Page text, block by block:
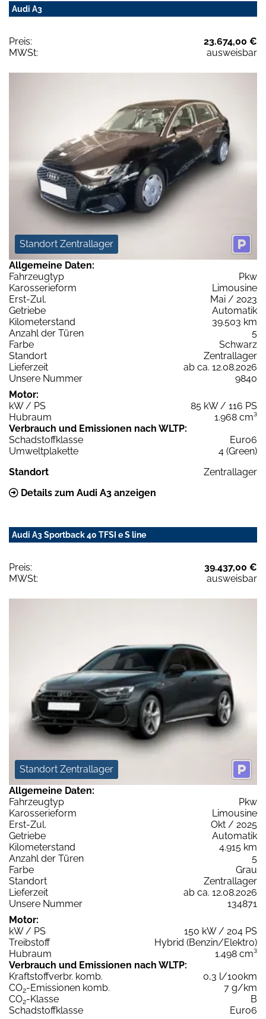
Audi A3
Preis:
23.674,00 €
MWSt:
ausweisbar
Standort Zentrallager
Allgemeine Daten:
Fahrzeugtyp
Pkw
Karosserieform
Limousine
Erst-Zul.
Mai / 2023
Getriebe
Automatik
Kilometerstand
39.503 km
Anzahl der Türen
5
Farbe
Schwarz
Standort
Zentrallager
Lieferzeit
ab ca. 12.08.2026
Unsere Nummer
9840
Motor:
kW / PS
85 kW / 116 PS
Hubraum
1.968 cm³
Verbrauch und Emissionen nach WLTP:
Schadstoffklasse
Euro6
Umweltplakette
4 (Green)
Standort
Zentrallager
Details zum Audi A3 anzeigen
Audi A3 Sportback 40 TFSI e S line
Preis:
39.437,00 €
MWSt:
ausweisbar
Standort Zentrallager
Allgemeine Daten:
Fahrzeugtyp
Pkw
Karosserieform
Limousine
Erst-Zul.
Okt / 2025
Getriebe
Automatik
Kilometerstand
4.915 km
Anzahl der Türen
5
Farbe
Grau
Standort
Zentrallager
Lieferzeit
ab ca. 12.08.2026
Unsere Nummer
134871
Motor:
kW / PS
150 kW / 204 PS
Treibstoff
Hybrid (Benzin/Elektro)
Hubraum
1.498 cm³
Verbrauch und Emissionen nach WLTP:
Kraftstoffverbr. komb.
0,3 l/100km
CO2-Emissionen komb.
7 g/km
CO2-Klasse
B
Schadstoffklasse
Euro6